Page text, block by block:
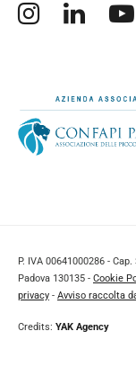
Apertura sito
P. IVA 00641000286 -
Padova 130135 - Cookie
privacy - Avviso raccolta
Credits: YAK Agency